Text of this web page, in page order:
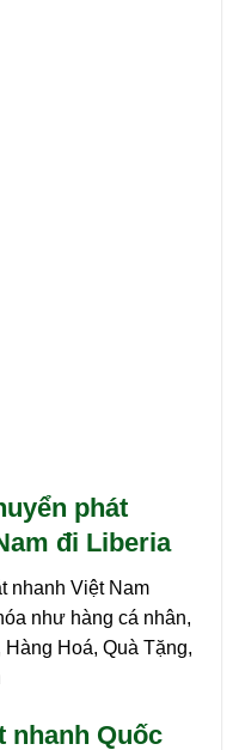
phát
đi Liberia
nhanh Việt Nam
như hàng cá nhân,
Hoá, Quà Tặng,
nhanh Quốc